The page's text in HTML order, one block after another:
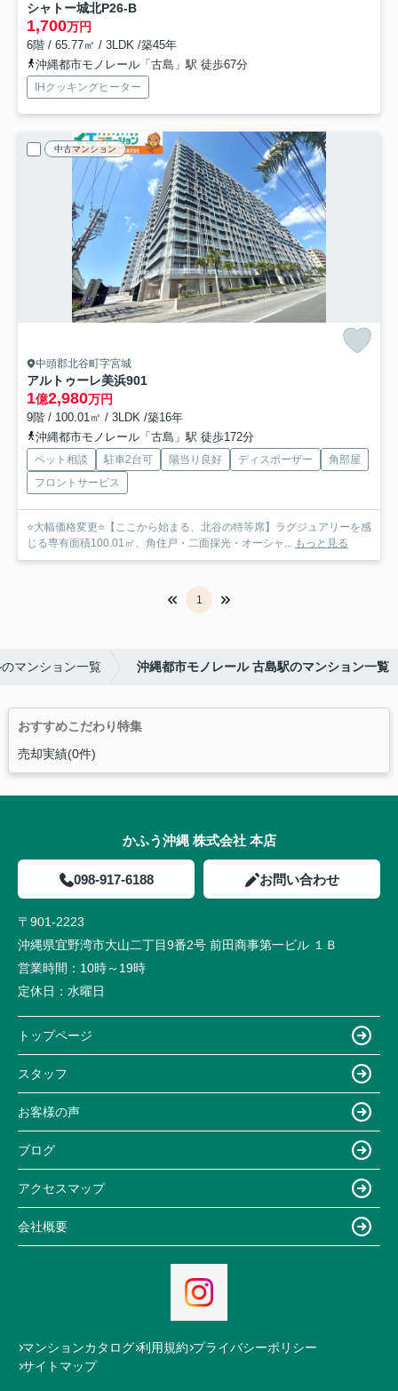
シャトー城北P26-B
1,700万円
6階 / 65.77㎡ / 3LDK /築45年
沖縄都市モノレール「古島」駅 徒歩67分
IHクッキングヒーター
中古マンション
中頭郡北谷町字宮城
アルトゥーレ美浜901
1億2,980万円
9階 / 100.01㎡ / 3LDK /築16年
沖縄都市モノレール「古島」駅 徒歩172分
ペット相談 駐車2台可 陽当り良好 ディスポーザー
角部屋
フロントサービス
⭐大幅価格変更⭐【ここから始まる、北谷の特等席】ラグジュアリーを感
じる専有面積100.01㎡、角住戸・二面採光・オーシャ... もっと見る
1
マンション一覧 沖縄都市モノレール 古島駅のマンション一覧
おすすめこだわり特集
売却実績(0件)
かふう沖縄 株式会社 本店
098-917-6188 お問い合わせ
〒901-2223
沖縄県宜野湾市大山二丁目9番2号 前田商事第一ビル １Ｂ
営業時間： 10時～19時
定休日： 水曜日
トップページ
スタッフ
お客様の声
ブログ
アクセスマップ
会社概要
マンションカタログ 利用規約 プライバシーポリシー
サイトマップ